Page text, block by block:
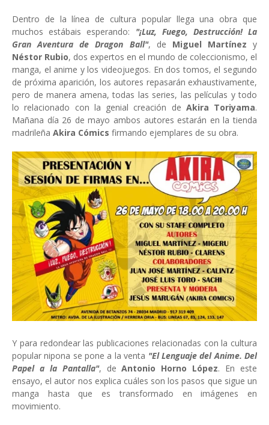
Dentro de la línea de cultura popular llega una obra que
muchos estábais esperando: "¡Luz, Fuego, Destrucción! La
Gran Aventura de Dragon Ball", de Miguel Martínez y
Néstor Rubio, dos expertos en el mundo de coleccionismo, el
manga, el anime y los videojuegos. En dos tomos, el segundo
de próxima aparición, los autores repasarán exhaustivamente,
pero de manera amena, todas las series, las películas y todo
lo relacionado con la genial creación de Akira Toriyama.
Mañana día 26 de mayo ambos autores estarán en la tienda
madrileña Akira Cómics firmando ejemplares de su obra.
Y para redondear las publicaciones relacionadas con la cultura
popular nipona se pone a la venta "El Lenguaje del Anime. Del
Papel a la Pantalla", deAntonio Horno López. En este
ensayo, el autor nos explica cuáles son los pasos que sigue un
manga hasta que es transformado en imágenes en
movimiento.